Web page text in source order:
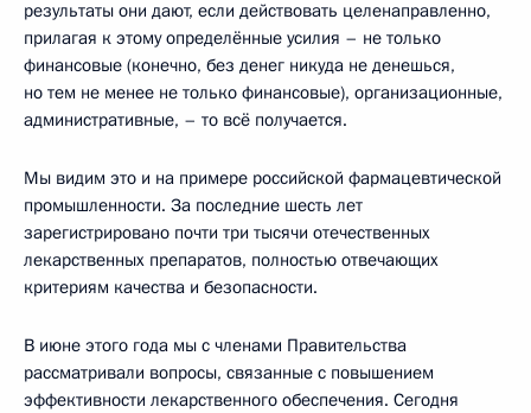
результаты они дают, если действовать целенаправленно,
прилагая к этому определённые усилия – не только
финансовые (конечно, без денег никуда не денешься,
но тем не менее не только финансовые), организационные,
административные, – то всё получается.
Мы видим это и на примере российской фармацевтической
промышленности. За последние шесть лет
зарегистрировано почти три тысячи отечественных
лекарственных препаратов, полностью отвечающих
критериям качества и безопасности.
В июне этого года мы с членами Правительства
рассматривали вопросы, связанные с повышением
эффективности лекарственного обеспечения. Сегодня